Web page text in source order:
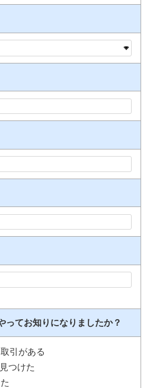
ってお知りになりましたか？
引がある
つけた